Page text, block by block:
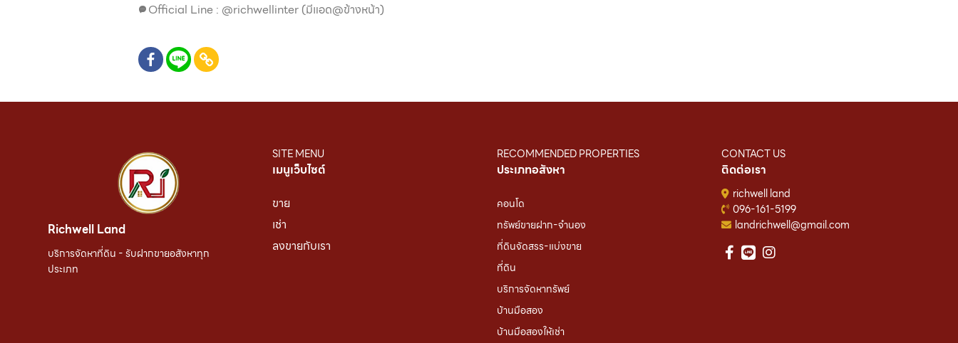
💬Official Line : @richwellinter (มีแอด@ข้างหน้า)
Richwell Land
บริการจัดหาที่ดิน - รับฝากขายอสังหาทุก
ประเภท
SITE MENU
เมนูเว็บไซต์
ขาย
เช่า
ลงขายกับเรา
RECOMMENDED PROPERTIES
ประเภทอสังหา
คอนโด
ทรัพย์ขายฝาก-จำนอง
ที่ดินจัดสรร-แบ่งขาย
ที่ดิน
บริการจัดหาทรัพย์
บ้านมือสอง
บ้านมือสองให้เช่า
CONTACT US
ติดต่อเรา
richwell land
096-161-5199
landrichwell@gmail.com